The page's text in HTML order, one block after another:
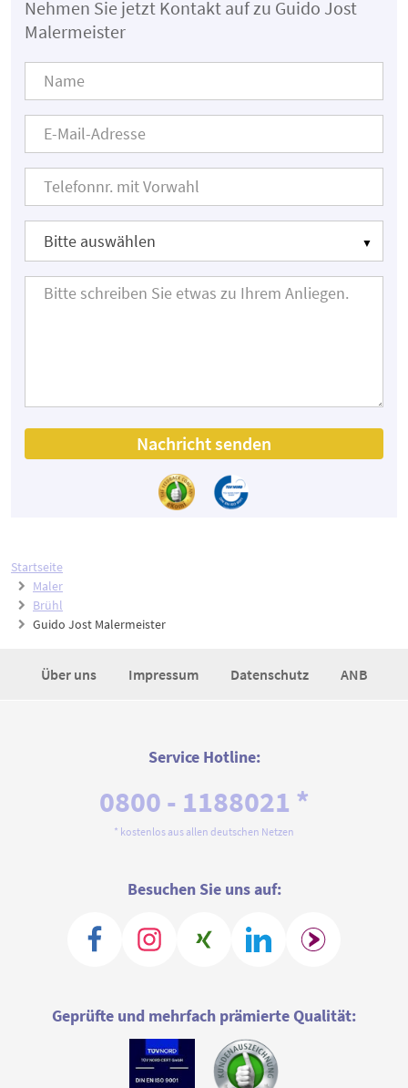
Startseite
Maler
Brühl
Guido Jost Malermeister
Nehmen Sie jetzt Kontakt auf zu Guido Jost
Malermeister
Nachricht senden
Über uns Impressum Datenschutz ANB
Service Hotline:
0800 - 1188021 *
* kostenlos aus allen deutschen Netzen
Besuchen Sie uns auf:
Geprüfte und mehrfach prämierte Qualität: